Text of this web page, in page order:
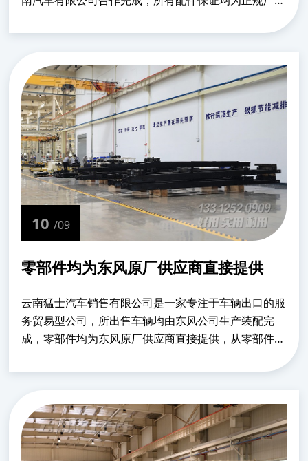
单于4月中旬签订，计划在今年端午节前全部下线，现
10/09
零部件均为东风原厂供应商直接提供
云南猛士汽车销售有限公司是一家专注于车辆出口的服
务贸易型公司，所出售车辆均由东风公司生产装配完
成，零部件均为东风原厂供应商直接提供，从零部件到
车型为全驱卡车及底盘，也可接受定制专属车型的开